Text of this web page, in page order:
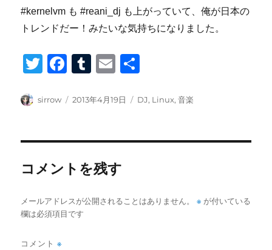
#kernelvm も #reani_dj も上がっていて、俺が日本の
トレンドだー！みたいな気持ちになりました。
T
tt
F
c
b
o
o
k
T
m
r
E
ail
投
sirrow
投
2013年4月19日
カ
DJ, Linux,音楽
コメントを残す
メールアドレスが公開されることはありません。 ※ が付いている
欄は必須項目です
コメント※